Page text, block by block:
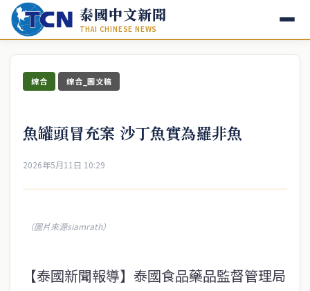
泰國中文新聞
THAI CHINESE NEWS
綜合 綜合_圖文稿
魚罐頭冒充案 沙丁魚實為羅非魚
2026年5月11日 10:29
（圖片來源siamrath）
【泰國新聞報導】泰國食品藥品監督管理局